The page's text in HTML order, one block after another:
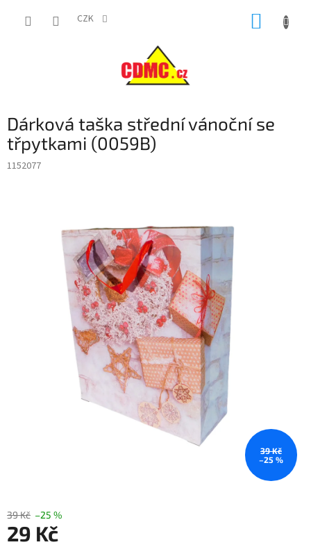
CZK
Dárková taška střední vánoční se
třpytkami (0059B)
1152077
39 Kč
–25 %
39 Kč –25 %
29 Kč